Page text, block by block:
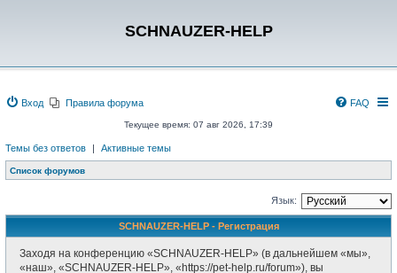
SCHNAUZER-HELP
Вход Правила форума FAQ
Текущее время: 07 авг 2026, 17:39
Темы без ответов | Активные темы
Список форумов
Язык:
SCHNAUZER-HELP - Регистрация
Заходя на конференцию «SCHNAUZER-HELP» (в дальнейшем «мы»,
«наш», «SCHNAUZER-HELP», «https://pet-help.ru/forum»), вы